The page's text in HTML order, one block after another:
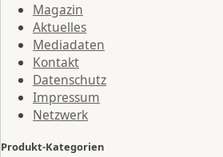
Magazin
Aktuelles
Mediadaten
Kontakt
Datenschutz
Impressum
Netzwerk
Produkt-Kategorien